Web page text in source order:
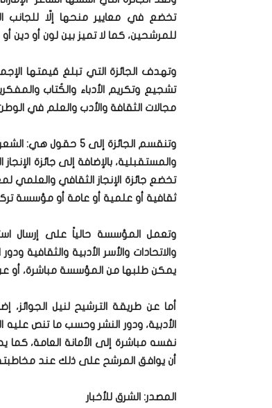
تخضع في معايير منحها إلّا للجانب
للمرشحين، كما لا تميز بين لون أو دين
تشجيع وتكريم الأدباء والكُتاب
مجالات الثقافة والأدب والعلم في
وتنقسم الجائزة إلى 5
والمستقبلية، بالإضافة إلى جائزة
تخضع جائزة الإنجاز الثقافي
ثقافية أو علمية أو عامة أو مؤسسة
وتعمل المؤسسة حالياً على إرسال
والاتحادات والأسر الأدبية والثقافية
يمكن طلبها من المؤسسة مباشرة، أو عن
أما عن طريقة الترشيح لنيل الجوائز،
الأدبية، ودور النشر وحسب ما تنص
نفسه مباشرة إلى الأمانة العامة، كما
أن يوافق المرشح على ذلك عند مخاطبته
المصدر: الشرق للأخبار